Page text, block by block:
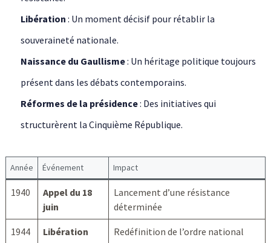
Libération : Un moment décisif pour rétablir la
souveraineté nationale.
Naissance du Gaullisme: Un héritage politique toujours
présent dans les débats contemporains.
Réformes de la présidence: Des initiatives qui
structurèrent la Cinquième République.
Année Événement Impact
1940
Appel du 18
juin
Lancement d’une résistance
déterminée
1944 Libération Redéfinition de l’ordre national